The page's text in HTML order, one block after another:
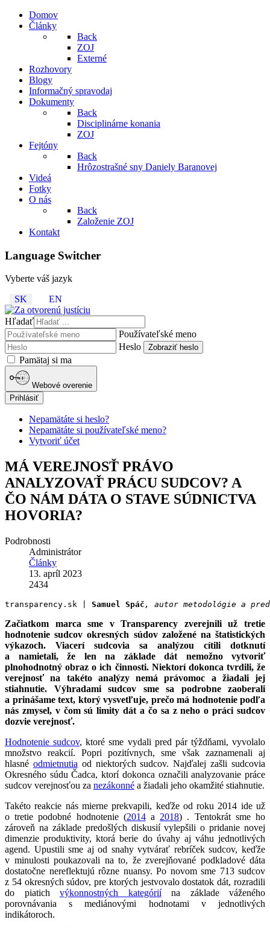
Domov
Články
Back
ZOJ
Externé
Rozhovory
Blogy
Informačný spravodaj
Dokumenty
Back
Disciplinárne konania
ZOJ
Fejtóny
Back
Hrôzostrašné sny Daniely Baranovej
Videá
Fotky
O nás
Back
Založenie ZOJ
Kontakt
Language Switcher
Vyberte váš jazyk
SK
EN
Hľadať
Používateľské meno
Heslo
Zobraziť heslo
Pamätaj si ma
Webové overenie
Prihlásiť
Nepamätáte si heslo?
Nepamätáte si používateľské meno?
Vytvoriť účet
MÁ VEREJNOSŤ PRÁVO
ANALYZOVAŤ PRÁCU SUDCOV? A
ČO NÁM DÁTA O STAVE SÚDNICTVA
HOVORIA?
Podrobnosti
Administrátor
Články
13. apríl 2023
2434
transparency.sk | Samuel Spáč , autor metodológie a
Začiatkom marca sme v Transparency zverejnili už tretie
hodnotenie sudcov okresných súdov založené na štatistických
výkazoch. Viacerí sudcovia sa analýzou cítili dotknutí
a namietali, že len na základe dát nemožno vytvoriť
plnohodnotný obraz o ich činnosti. Niektorí dokonca tvrdili, že
verejnosť na takéto analýzy nemá právomoc a žiadali jej
stiahnutie. Výhradami sudcov sme sa podrobne zaoberali
a prinášame text, ktorý vysvetľuje, prečo má hodnotenie podľa
nás zmysel, v čom sú limity dát a čo sa z neho o práci sudcov
dozvie verejnosť.
Hodnotenie sudcov, ktoré sme vydali pred pár týždňami, vyvolalo
množstvo reakcií. Popri pozitívnych, sme však zaznamenali aj
hlasné odmietnutia od niektorých sudcov. Najďalej zašli sudcovia
Okresného súdu Čadca, ktorí dokonca označili analyzovanie práce
sudcov verejnosťou za nezákonné a žiadali jeho okamžité stiahnutie.
Takéto reakcie nás mierne prekvapili, keďže od roku 2014 ide už
o tretie podobné hodnotenie (2014a 2018) . Tentokrát sme ho
zároveň na základe predošlých diskusií vylepšili o pridanie novej
dimenzie produktivity, ktorá berie do úvahy aj váhu jednotlivých
agend. Upustili sme aj od snahy vytvárať rebríček sudcov, keďže
v minulosti poukazovali na to, že zverejňované podkladové dáta
dostatočne nereflektujú rôzne nuansy. Po novom sme 713 sudcov
z 54 okresných súdov, pre ktorých jestvovalo dostatok dát, rozradili
do piatich výkonnostných kategóriína základe váženého
porovnávania s mediánovými hodnotami v jednotlivých
indikátoroch.